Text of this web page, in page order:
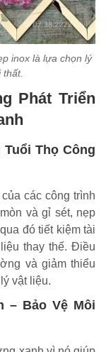
inox là lựa chọn lý
Phát Triển
Tuổi Thọ Công
các công trình
và gỉ sét, nẹp
đó tiết kiệm tài
thay thế. Điều
và giảm thiểu
vật liệu.
– Bảo Vệ Môi